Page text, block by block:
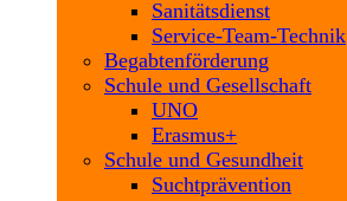
Sanitätsdienst
Service-Team-Technik
Begabtenförderung
Schule und Gesellschaft
UNO
Erasmus+
Schule und Gesundheit
Suchtprävention